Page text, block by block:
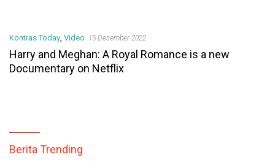
Kontras Today, Video 15 Desember 2022
Harry and Meghan: A Royal Romance is a new
Documentary on Netflix
Berita Trending